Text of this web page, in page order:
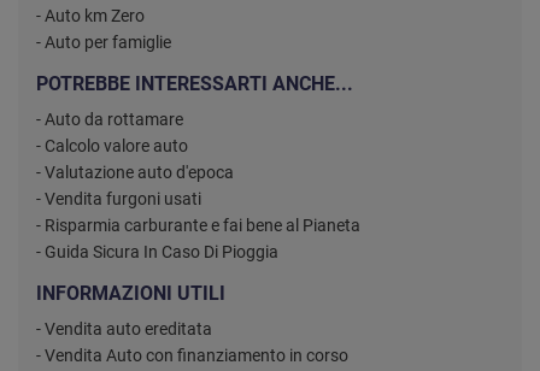
- Auto km Zero
- Auto per famiglie
POTREBBE INTERESSARTI ANCHE...
- Auto da rottamare
- Calcolo valore auto
- Valutazione auto d'epoca
- Vendita furgoni usati
- Risparmia carburante e fai bene al Pianeta
- Guida Sicura In Caso Di Pioggia
INFORMAZIONI UTILI
- Vendita auto ereditata
- Vendita Auto con finanziamento in corso